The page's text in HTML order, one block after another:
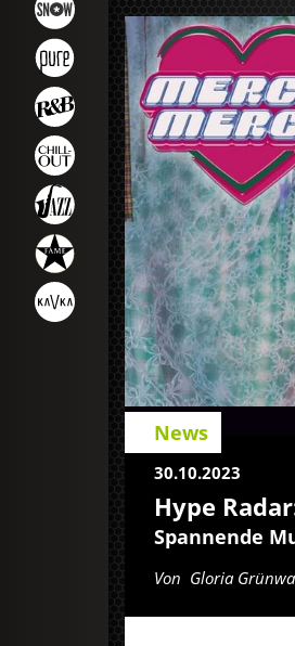
News
30.10.2023
Hype
Spannende
Von Gloria